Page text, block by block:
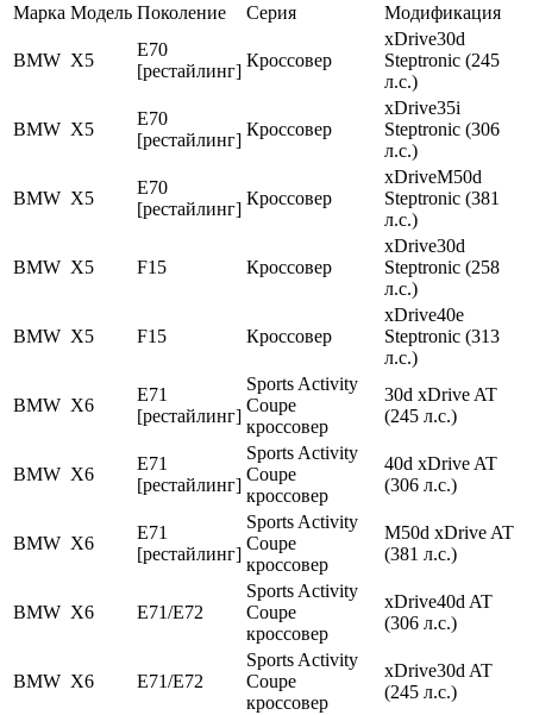
Марка Модель Поколение Серия Модификация
BMW X5
E70
[рестайлинг]
Кроссовер
xDrive30d
Steptronic (245
л.с.)
BMW X5
E70
[рестайлинг]
Кроссовер
xDrive35i
Steptronic (306
л.с.)
BMW X5
E70
[рестайлинг]
Кроссовер
xDriveM50d
Steptronic (381
л.с.)
BMW X5 F15 Кроссовер
xDrive30d
Steptronic (258
л.с.)
BMW X5 F15 Кроссовер
xDrive40e
Steptronic (313
л.с.)
BMW X6
E71
[рестайлинг]
Sports Activity
Coupe
кроссовер
30d xDrive AT
(245 л.с.)
BMW X6
E71
[рестайлинг]
Sports Activity
Coupe
кроссовер
40d xDrive AT
(306 л.с.)
BMW X6
E71
[рестайлинг]
Sports Activity
Coupe
кроссовер
M50d xDrive AT
(381 л.с.)
BMW X6 E71/E72
Sports Activity
Coupe
кроссовер
xDrive40d AT
(306 л.с.)
BMW X6 E71/E72
Sports Activity
Coupe
кроссовер
xDrive30d AT
(245 л.с.)